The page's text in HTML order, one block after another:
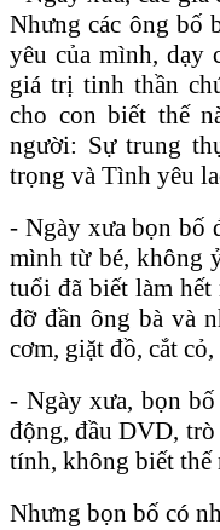
Nhưng các ông bố
yêu của mình, dạy
giá trị tinh thần
cho con biết thế
người: Sự trung
trọng và Tình yêu
- Ngày xưa bọn bố
mình từ bé, không
tuổi đã biết làm
đỡ đần ông bà và
cơm, giặt đồ, cắt
- Ngày xưa, bọn
động, đầu DVD,
tính, không biết
Nhưng bọn bố có